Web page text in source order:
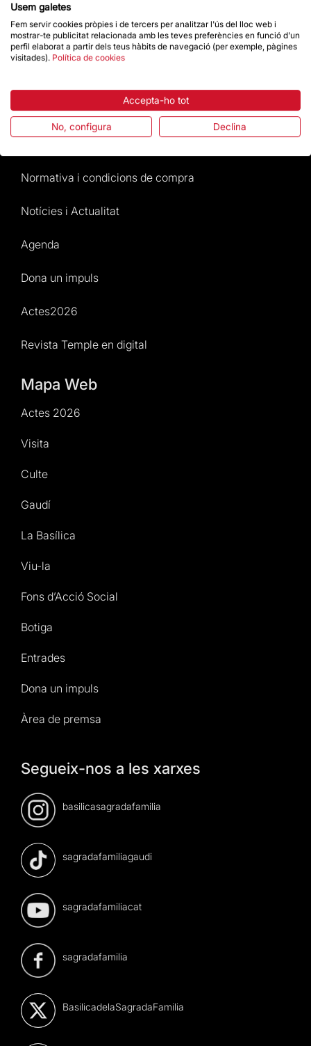
Destacats
Preguntes freqüents
Normativa i condicions de compra
Notícies i Actualitat
Agenda
Dona un impuls
Actes2026
Revista Temple en digital
Mapa Web
Actes 2026
Visita
Culte
Gaudí
La Basílica
Viu-la
Fons d’Acció Social
Botiga
Entrades
Dona un impuls
Àrea de premsa
Segueix-nos a les xarxes
basilicasagradafamilia
sagradafamiliagaudi
sagradafamiliacat
sagradafamilia
BasilicadelaSagradaFamilia
Usem galetes
Fem servir cookies pròpies i de tercers per analitzar l'ús del lloc web i
mostrar-te publicitat relacionada amb les teves preferències en funció d'un
perfil elaborat a partir dels teus hàbits de navegació (per exemple, pàgines
visitades). Política de cookies
Accepta-ho tot
No, configura Declina